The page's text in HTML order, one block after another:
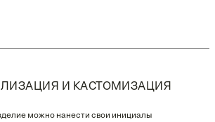
И КАСТОМИЗАЦИЯ
можно нанести свои инициалы